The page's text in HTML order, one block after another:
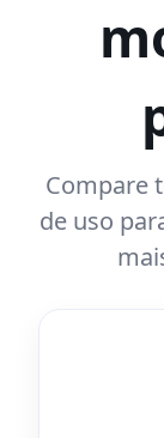
Compare
de uso